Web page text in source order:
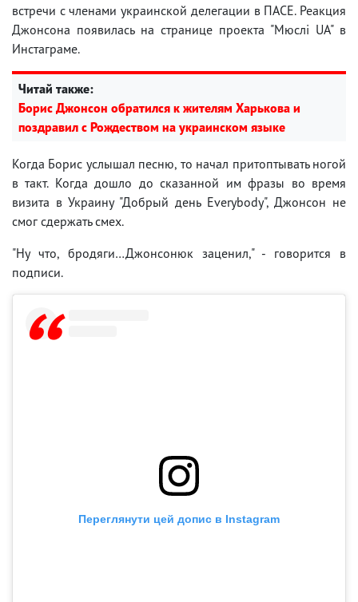
встречи с членами украинской делегации в ПАСЕ. Реакция
Джонсона появилась на странице проекта "Мюслі UA" в
Инстаграме.
Читай также:
Борис Джонсон обратился к жителям Харькова и
поздравил с Рождеством на украинском языке
Когда Борис услышал песню, то начал притоптывать ногой
в такт. Когда дошло до сказанной им фразы во время
визита в Украину "Добрый день Everybody", Джонсон не
смог сдержать смех.
"Ну что, бродяги…Джонсонюк заценил," - говорится в
подписи.
Переглянути цей допис в Instagram